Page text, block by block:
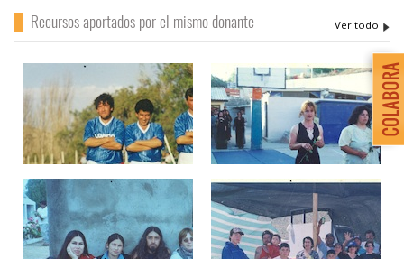
Recursos aportados por el mismo donante